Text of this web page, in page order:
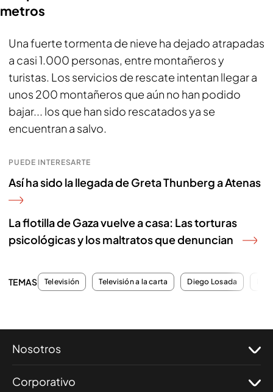
metros
Una fuerte tormenta de nieve ha dejado atrapadas
a casi 1.000 personas, entre montañeros y
turistas. Los servicios de rescate intentan llegar a
unos 200 montañeros que aún no han podido
bajar... los que han sido rescatados ya se
encuentran a salvo.
PUEDE INTERESARTE
Así ha sido la llegada de Greta Thunberg a Atenas
La flotilla de Gaza vuelve a casa: Las torturas
psicológicas y los maltratos que denuncian
TEMAS Televisión Televisión a la carta Diego Losada
Nosotros
Corporativo